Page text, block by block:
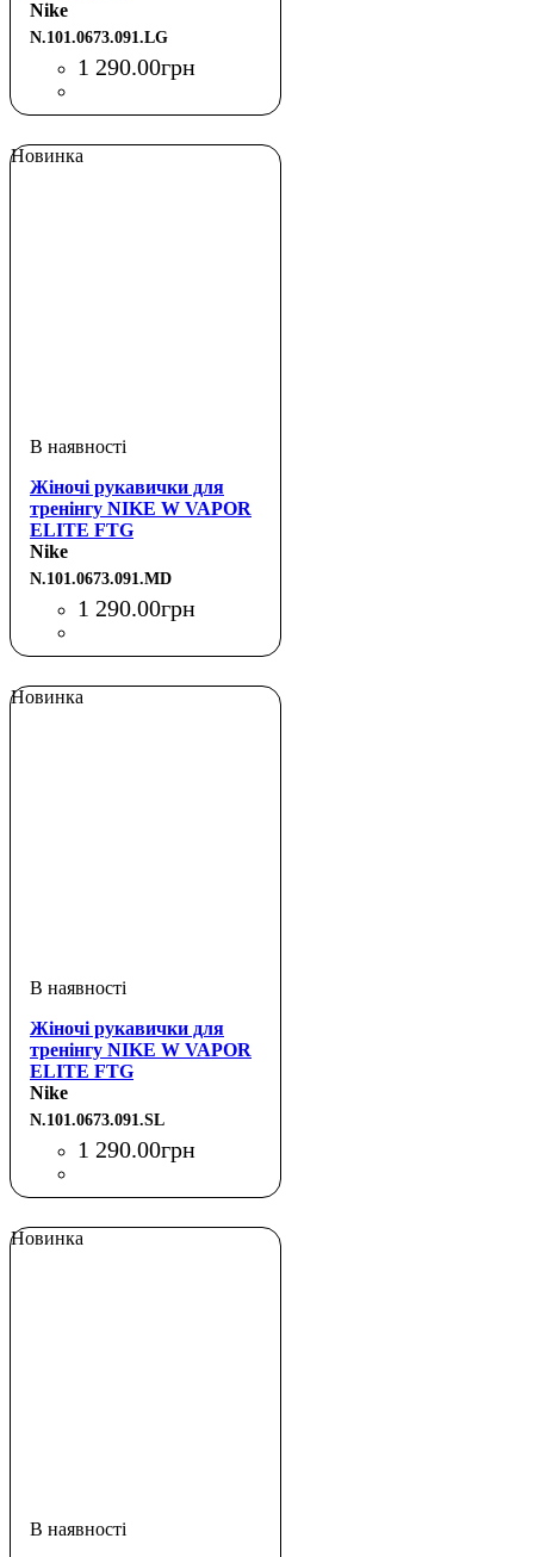
BLACK/BLACK/WHITE
L
Nike
N.101.0673.091.LG
1 290.00грн
Новинка
Жіночі рукавички для
тренінгу NIKE W VAPOR
ELITE FTG
BLACK/BLACK/WHITE
M
Nike
N.101.0673.091.MD
1 290.00грн
Новинка
Жіночі рукавички для
тренінгу NIKE W VAPOR
ELITE FTG
BLACK/BLACK/WHITE S
Nike
N.101.0673.091.SL
1 290.00грн
Новинка